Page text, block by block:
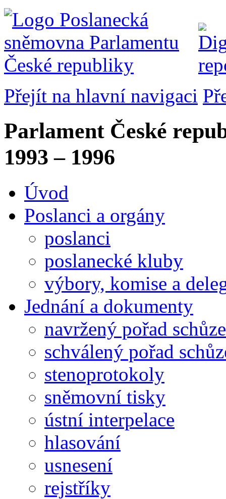
Přejít na hlavní navigaci
Parlament České
1993 – 1996
Úvod
Poslanci a orgány
poslanci
poslanecké kluby
výbory, komise a
Jednání a dokumenty
navržený pořad schůze
schválený pořad
stenoprotokoly
sněmovní tisky
ústní interpelace
hlasování
usnesení
rejstříky